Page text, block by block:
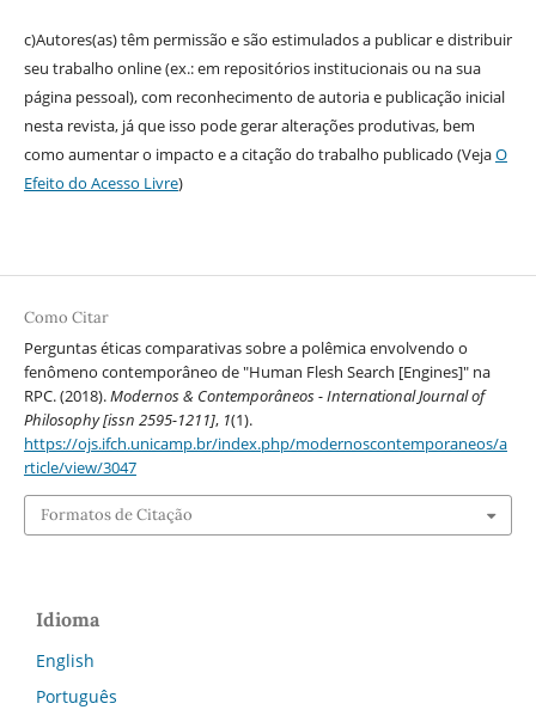
c)Autores(as) têm permissão e são estimulados a publicar e distribuir
seu trabalho online (ex.: em repositórios institucionais ou na sua
página pessoal), com reconhecimento de autoria e publicação inicial
nesta revista, já que isso pode gerar alterações produtivas, bem
como aumentar o impacto e a citação do trabalho publicado (VejaO
Efeito do Acesso Livre)
Como Citar
Perguntas éticas comparativas sobre a polêmica envolvendo o
fenômeno contemporâneo de "Human Flesh Search [Engines]" na
RPC. (2018).Modernos & Contemporâneos - International Journal of
Philosophy [issn 2595-1211], 1(1).
https://ojs.ifch.unicamp.br/index.php/modernoscontemporaneos/a
rticle/view/3047
Formatos de Citação
Idioma
English
Português